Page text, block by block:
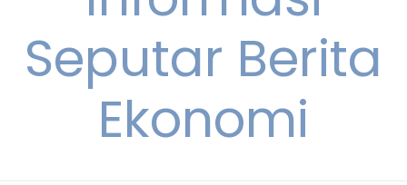
Seputar Berita
Ekonomi